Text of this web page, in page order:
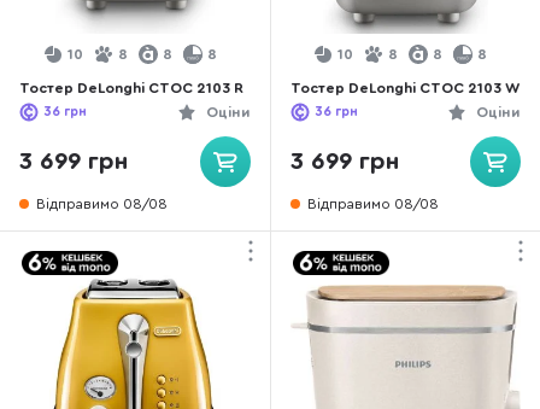
10 8 8 8
Тостер DeLonghi CTOC 2103 R
Оціни
36 грн
3 699 грн
Відправимо 08/08
10 8 8 8
Тостер DeLonghi CTOC 2103 W
Оціни
36 грн
3 699 грн
Відправимо 08/08